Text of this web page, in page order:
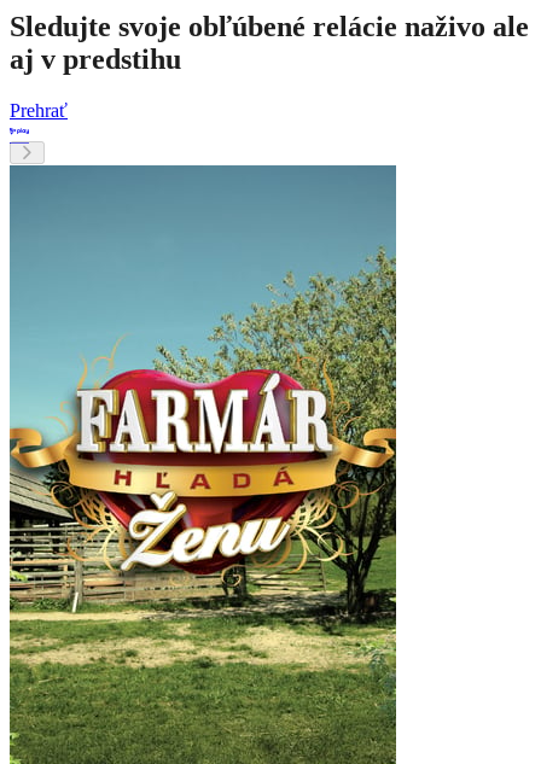
Sledujte svoje obľúbené relácie naživo ale
aj v predstihu
Prehrať